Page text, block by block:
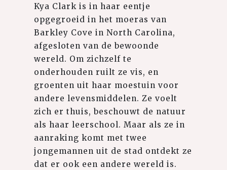
Kya Clark is in haar eentje
opgegroeid in het moeras van
Barkley Cove in North Carolina,
afgesloten van de bewoonde
wereld. Om zichzelf te
onderhouden ruilt ze vis, en
groenten uit haar moestuin voor
andere levensmiddelen. Ze voelt
zich er thuis, beschouwt de natuur
als haar leerschool. Maar als ze in
aanraking komt met twee
jongemannen uit de stad ontdekt ze
dat er ook een andere wereld is.